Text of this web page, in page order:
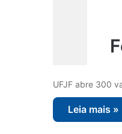
UFJF abre 300
Leia mais »